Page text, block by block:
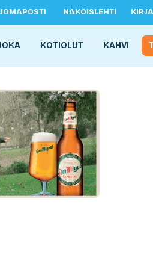
NÄKÖISLEHTI
KOTIOLUT KAHVI